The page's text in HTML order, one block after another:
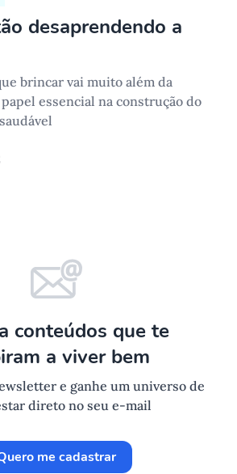
desaprendendo a
brincar vai muito além da
essencial na construção do
conteúdos que te
a viver bem
e ganhe um universo de
direto no seu e-mail
me cadastrar